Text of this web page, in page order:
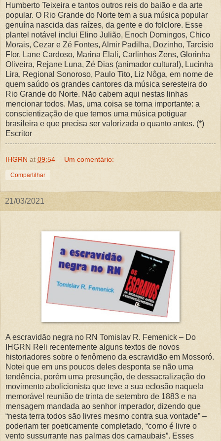
Humberto Teixeira e tantos outros reis do baião e da arte
popular. O Rio Grande do Norte tem a sua música popular
genuína nascida das raízes, da gente e do folclore. Esse
plantel notável inclui Elino Julião, Enoch Domingos, Chico
Morais, Cezar e Zé Fontes, Almir Padilha, Dozinho, Tarcísio
Flor, Lane Cardoso, Marina Elali, Carlinhos Zens, Glorinha
Oliveira, Rejane Luna, Zé Dias (animador cultural), Lucinha
Lira, Regional Sonoroso, Paulo Tito, Liz Nôga, em nome de
quem saúdo os grandes cantores da música seresteira do
Rio Grande do Norte. Não cabem aqui nestas linhas
mencionar todos. Mas, uma coisa se torna importante: a
conscientização de que temos uma música potiguar
brasileira e que precisa ser valorizada o quanto antes. (*)
Escritor
IHGRN at 09:54 Um comentário:
Compartilhar
21/03/2021
A escravidão negra no RN Tomislav R. Femenick – Do
IHGRN Reli recentemente alguns textos de novos
historiadores sobre o fenômeno da escravidão em Mossoró.
Notei que em uns poucos deles desponta se não uma
tendência, porém uma presunção, de dessacralização do
movimento abolicionista que teve a sua eclosão naquela
memorável reunião de trinta de setembro de 1883 e na
mensagem mandada ao senhor imperador, dizendo que
“nesta terra todos são livres mesmo contra sua vontade” –
poderiam ter poeticamente completado, “como é livre o
vento sussurrante nas palmas dos carnaubais”. Esses